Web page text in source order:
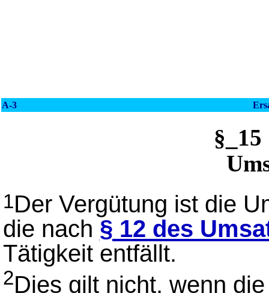
A-3
1Der Vergütung ist die
die nach § 12 des
Tätigkeit entfällt.
2Dies gilt nicht, wenn